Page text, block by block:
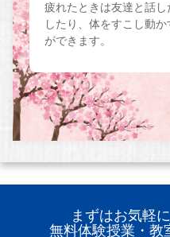
疲れたときは友達と話
したり、体をすこし動
ができます。
まずはお気軽
無料体験授業・教